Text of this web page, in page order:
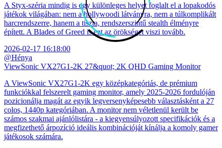
A Styx-széria mindig is egy különleges helyet foglalt el a lopakodós
játékok világában: nem a hollywoodi látványra, nem a túlkomplikált
harcrendszerre, hanem a tiszta, rendszerszintű stealth élményre
épített. A Blades of Greed is ezt az örökséget viszi tovább.
2026-02-17 16:18:00
@Hénya
ViewSonic VX27G1-2K 27&quot; 2K QHD Gaming Monitor
A ViewSonic VX27G1-2K egy középkategóriás, de prémium
funkciókkal felszerelt gaming monitor, amely 2025-2026 fordulóján
pozicionálja magát az egyik legversenyképesebb választásként a 27
colos, 1440p kategóriában. A monitor nem véletlenül került be
számos szakmai ajánlólistára - a kiegyensúlyozott specifikációk és a
megfizethető árpozíció ideális kombinációját kínálja a komoly gamer
játékosok számára.